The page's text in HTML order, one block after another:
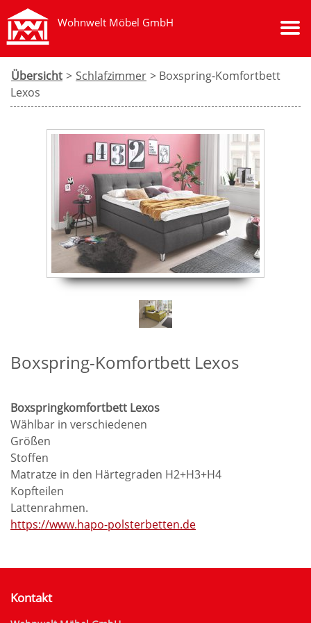
Wohnwelt Möbel GmbH
Übersicht > Schlafzimmer > Boxspring-Komfortbett
Lexos
Boxspring-Komfortbett Lexos
Boxspringkomfortbett Lexos
Wählbar in verschiedenen
Größen
Stoffen
Matratze in den Härtegraden H2+H3+H4
Kopfteilen
Lattenrahmen.
https://www.hapo-polsterbetten.de
Kontakt